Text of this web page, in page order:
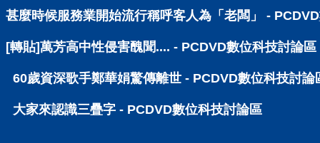
甚麼時候服務業開始流行稱呼客人為「老闆」 -
[轉貼]萬芳高中性侵害醜聞.... - PCDVD數位科技討論區
60歲資深歌手鄭華娟驚傳離世 - PCDVD數位科技討論
大家來認識三疊字 - PCDVD數位科技討論區